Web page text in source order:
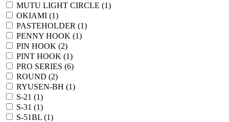
MUTU LIGHT CIRCLE (1)
OKIAMI (1)
PASTEHOLDER (1)
PENNY HOOK (1)
PIN HOOK (2)
PINT HOOK (1)
PRO SERIES (6)
ROUND (2)
RYUSEN-BH (1)
S-21 (1)
S-31 (1)
S-51BL (1)